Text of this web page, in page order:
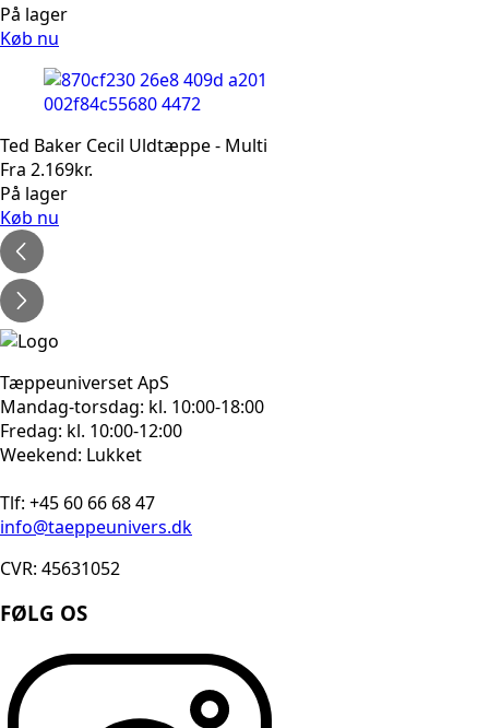
På lager
Køb nu
Ted Baker Cecil Uldtæppe - Multi
Fra 2.169kr.
På lager
Køb nu
Tæppeuniverset ApS
Mandag-torsdag: kl. 10:00-18:00
Fredag: kl. 10:00-12:00
Weekend: Lukket
Tlf: +45 60 66 68 47
info@taeppeunivers.dk
CVR: 45631052
FØLG OS